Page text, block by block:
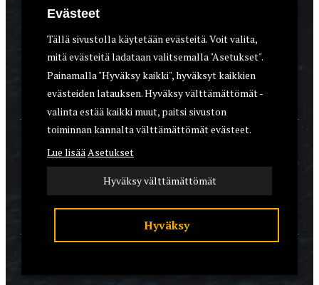
ASEET & OPTIIKKA
VARUSTEET
KOIRAT
YHTEYSTIEDOT
REKISTERISELOSTE
EVÄSTEET
Evästeet
Tällä sivustolla käytetään evästeitä. Voit valita,
mitä evästeitä ladataan valitsemalla "Asetukset".
Painamalla "Hyväksy kaikki", hyväksyt kaikkien
evästeiden latauksen. Hyväksy välttämättömät -
valinta estää kaikki muut, paitsi sivuston
toiminnan kannalta välttämättömät evästeet.
Lue lisääAsetukset
Hyväksy välttämättömät
Hyväksy